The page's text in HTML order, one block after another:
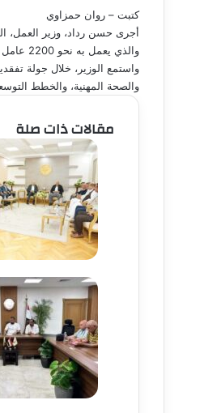
كتبت – روان حمزاوي
أجرى حسن رداد، وزير العمل،
والذي يعمل به نحو 2200 عامل وفني، وذلك للاطلاع على سير العملية الإنتاجية وخطط التوسع المستقبلية للشركة في مصر.
واستمع الوزير، خلال جولة
والصحة المهنية، والخطط
مقالات ذات صلة